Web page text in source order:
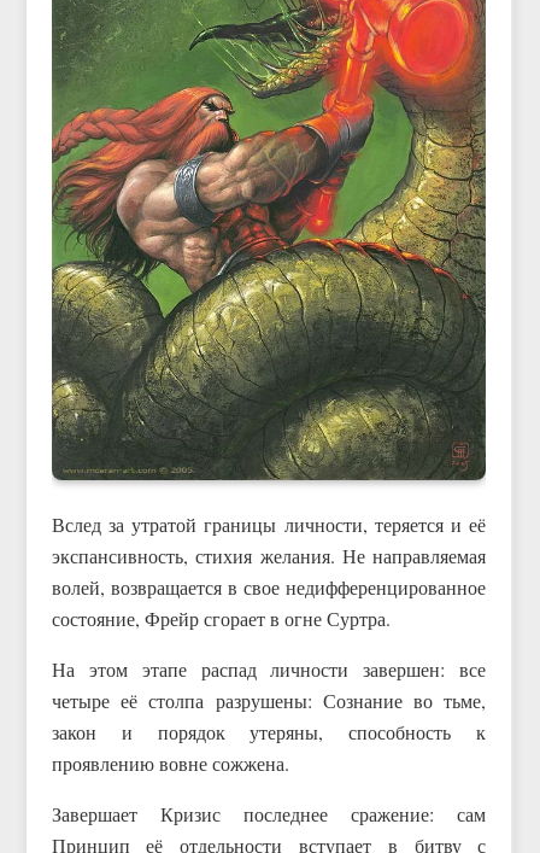
Вслед за утратой границы личности, теряется и её
экспансивность, стихия желания. Не направляемая
волей, возвращается в свое недифференцированное
состояние, Фрейр сгорает в огне Суртра.
На этом этапе распад личности завершен: все
четыре её столпа разрушены: Сознание во тьме,
закон и порядок утеряны, способность к
проявлению вовне сожжена.
Завершает Кризис последнее сражение: сам
Принцип её отдельности вступает в битву с